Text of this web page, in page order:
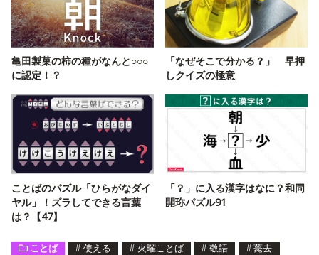
亀田製菓の柿の種がなんと○○○
に認定！？
「なぜそこで分かる？」 早押
しクイズの極意
ことばのパズル「ひらがなダイ
ヤル」！ズラしてできる言葉
は？【47】
「？」に入る漢字はなに？和同
開珎パズル91
ことば # 使える # 火曜ことば # 敬語 # 薨去